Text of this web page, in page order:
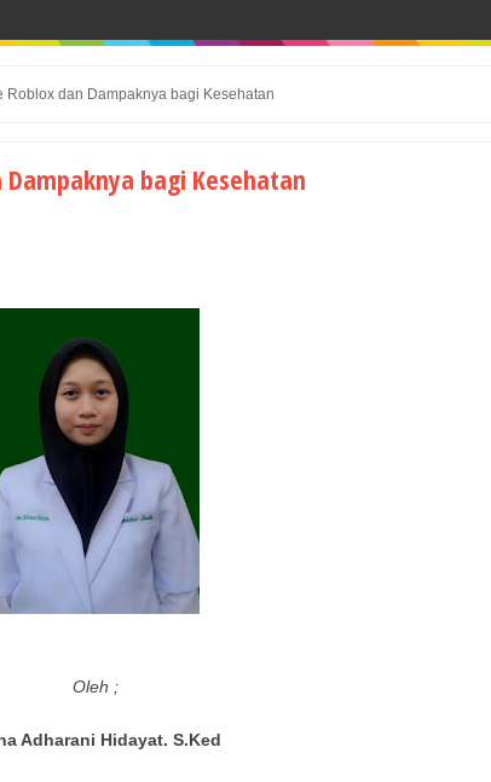
Roblox dan Dampaknya bagi Kesehatan
bagi Kesehatan
Oleh ;
Adharani Hidayat. S.Ked